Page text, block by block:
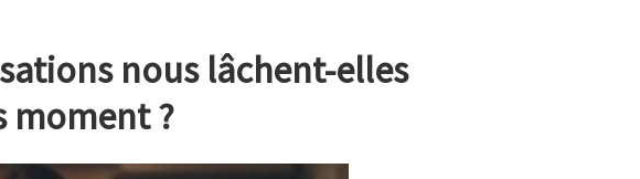
nous lâchent-elles
moment ?